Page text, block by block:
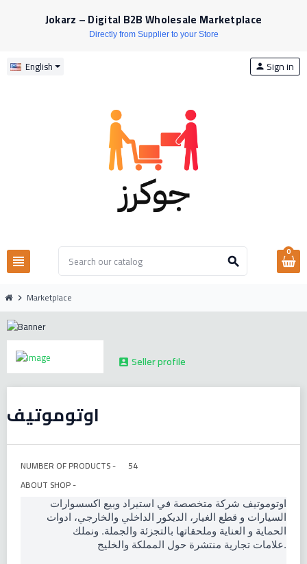
Jokarz – Digital B2B Wholesale Marketplace
Directly from Supplier to your Store
English
view_headline search
person Sign in
0
chevron_right Marketplace
 Seller profile
اوتوموتيف
NUMBER OF PRODUCTS -
54
ABOUT SHOP -
اوتوموتيف شركة متخصصة في استيراد وبيع اكسسوارات
السيارات و قطع الغيار، الديكور الداخلي والخارجي، ادوات
الحماية و العناية وملحقاتها بالتجزئة والجملة. ونملك
علامات تجارية منتشرة حول المملكة والخليج.